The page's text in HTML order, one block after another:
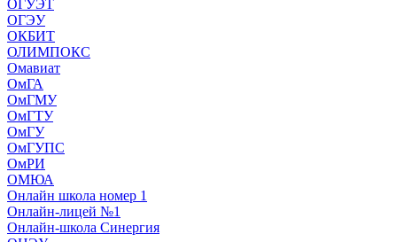
ОГУЭТ
ОГЭУ
ОКБИТ
ОЛИМПОКС
Омавиат
ОмГА
ОмГМУ
ОмГТУ
ОмГУ
ОмГУПС
ОмРИ
ОМЮА
Онлайн школа номер 1
Онлайн-лицей №1
Онлайн-школа Синергия